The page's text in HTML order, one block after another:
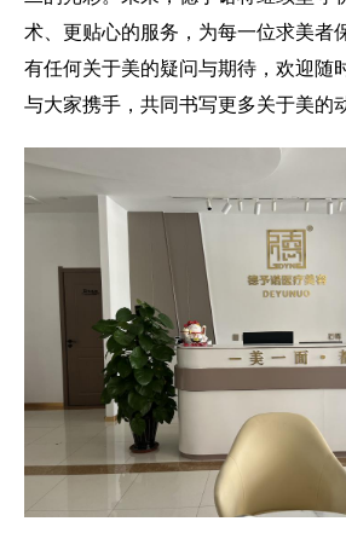
术、更贴心的服务，为每一位求美者
有任何关于美的疑问与期待，欢迎随
与大家携手，共同书写更多关于美的